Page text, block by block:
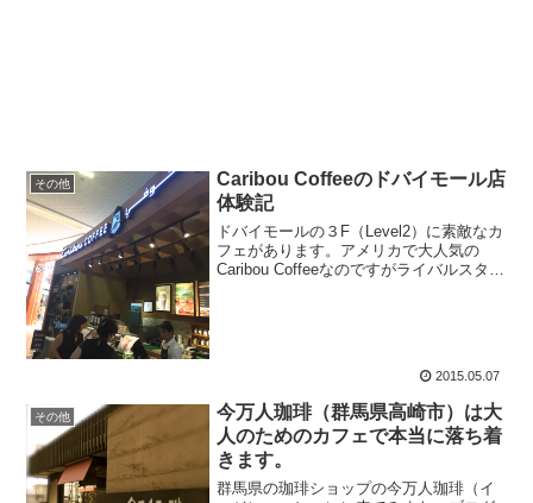
その他
Caribou Coffeeのドバイモール店
体験記
ドバイモールの３F（Level2）に素敵なカ
フェがあります。アメリカで大人気の
Caribou Coffeeなのですがライバルスタバ
2015.05.07
その他
今万人珈琲（群馬県高崎市）は大
人のためのカフェで本当に落ち着
きます。
群馬県の珈琲ショップの今万人珈琲（イ